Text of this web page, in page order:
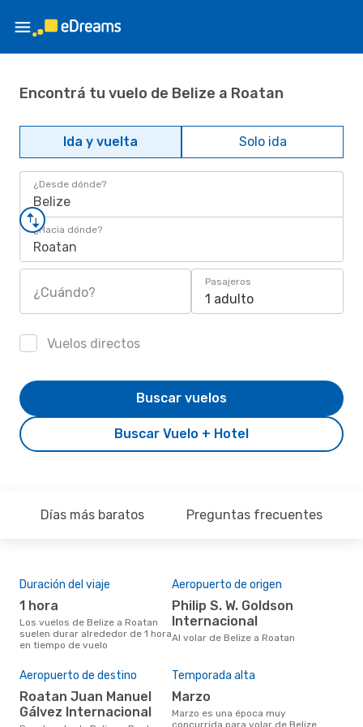
Encontrá tu vuelo de Belize a Roatan
Ida y vuelta Solo ida
¿Desde dónde?
Belize
¿Hacia dónde?
Roatan
¿Cuándo?
Pasajeros
1 adulto
Vuelos directos
Buscar Vuelo + Hotel
Buscar vuelos
Días más baratos Preguntas frecuentes
Duración del viaje
1 hora
Los vuelos de Belize a Roatan
suelen durar alrededor de 1 hora
en tiempo de vuelo
Aeropuerto de origen
Philip S. W. Goldson
Internacional
Al volar de Belize a Roatan
Aeropuerto de destino
Roatan Juan Manuel
Gálvez Internacional
Temporada alta
marzo
marzo es una época muy